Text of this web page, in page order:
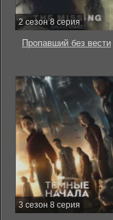
2 сезон 8 серия
Пропавший без вести
3 сезон 8 серия